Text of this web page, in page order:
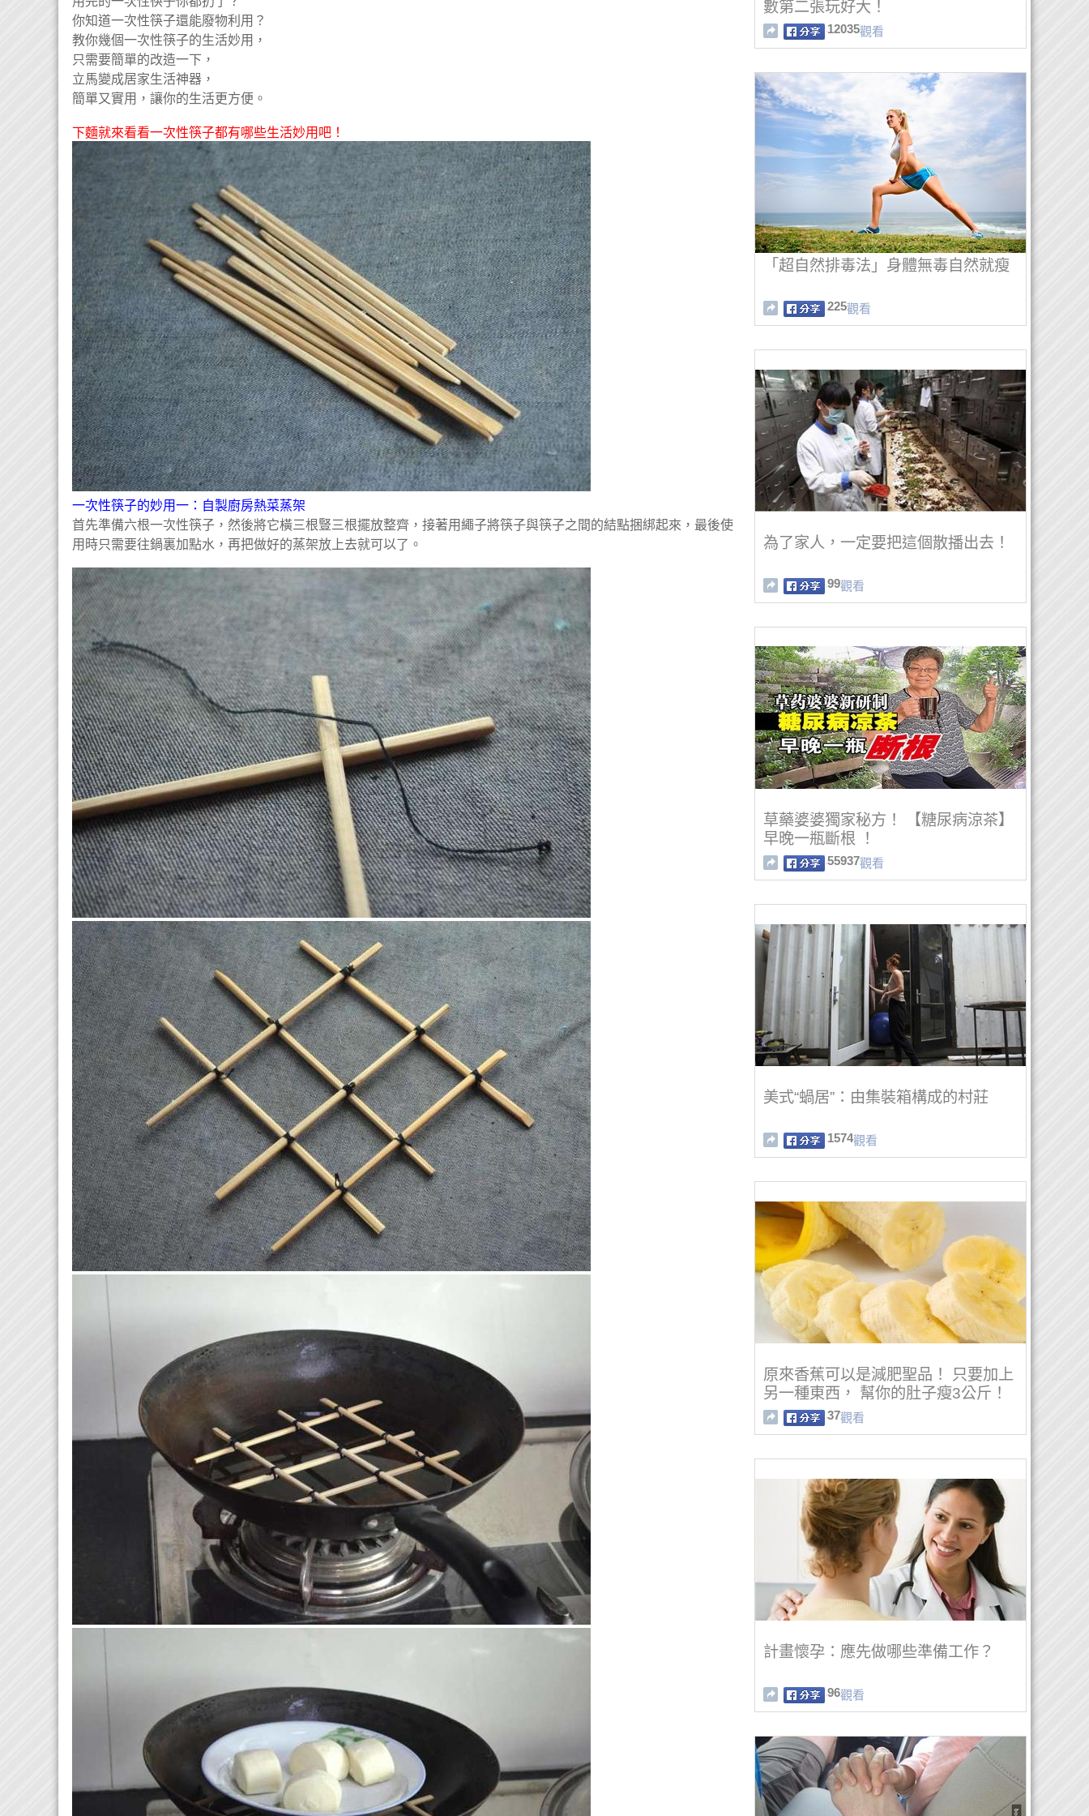
你知道一次性筷子還能廢物利用？
教你幾個一次性筷子的生活妙用，
只需要簡單的改造一下，
立馬變成居家生活神器，
簡單又實用，讓你的生活更方便。
下麵就來看看一次性筷子都有哪些生活妙用吧！
一次性筷子的妙用一：自製廚房熱菜蒸架
首先準備六根一次性筷子，然後將它橫三根豎三根擺放整齊，接著用繩子將筷子與筷子之間的結點捆綁起來，最後使
用時只需要往鍋裏加點水，再把做好的蒸架放上去就可以了。
數第二張玩好大！
12035觀看
「超自然排毒法」身體無毒自然就瘦
225觀看
為了家人，一定要把這個散播出去！
99觀看
草藥婆婆獨家秘方！ 【糖尿病涼茶】
早晚一瓶斷根 ！
55937觀看
美式“蝸居”：由集裝箱構成的村莊
1574觀看
原來香蕉可以是減肥聖品！ 只要加上
另一種東西， 幫你的肚子瘦3公斤！
37觀看
計畫懷孕：應先做哪些準備工作？
96觀看